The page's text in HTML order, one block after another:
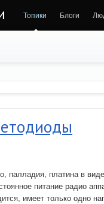
Топики Блоги
палладия, платина в
питание радио
имеет только одно